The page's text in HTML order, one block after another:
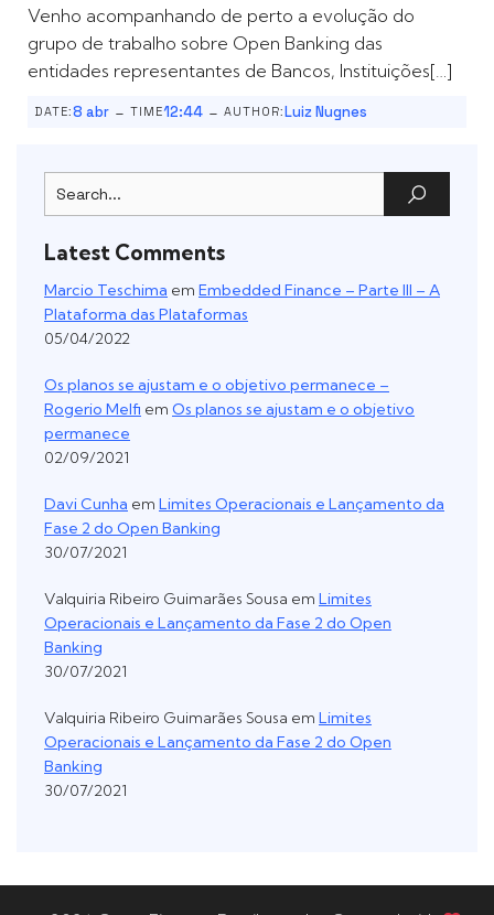
Venho acompanhando de perto a evolução do
grupo de trabalho sobre Open Banking das
entidades representantes de Bancos, Instituições[…]
DATE:8 abr - TIME12:44 - AUTHOR:Luiz Nugnes
Latest Comments
Marcio Teschima em Embedded Finance – Parte III – A
Plataforma das Plataformas
05/04/2022
Os planos se ajustam e o objetivo permanece –
Rogerio Melfi em Os planos se ajustam e o objetivo
permanece
02/09/2021
Davi Cunha em Limites Operacionais e Lançamento da
Fase 2 do Open Banking
30/07/2021
Valquiria Ribeiro Guimarães Sousa em Limites
Operacionais e Lançamento da Fase 2 do Open
Banking
30/07/2021
Valquiria Ribeiro Guimarães Sousa em Limites
Operacionais e Lançamento da Fase 2 do Open
Banking
30/07/2021